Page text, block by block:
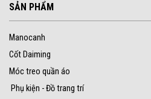
SẢN PHẨM
Manocanh
Cốt Daiming
Móc treo quần áo
Phụ kiện - Đồ trang trí